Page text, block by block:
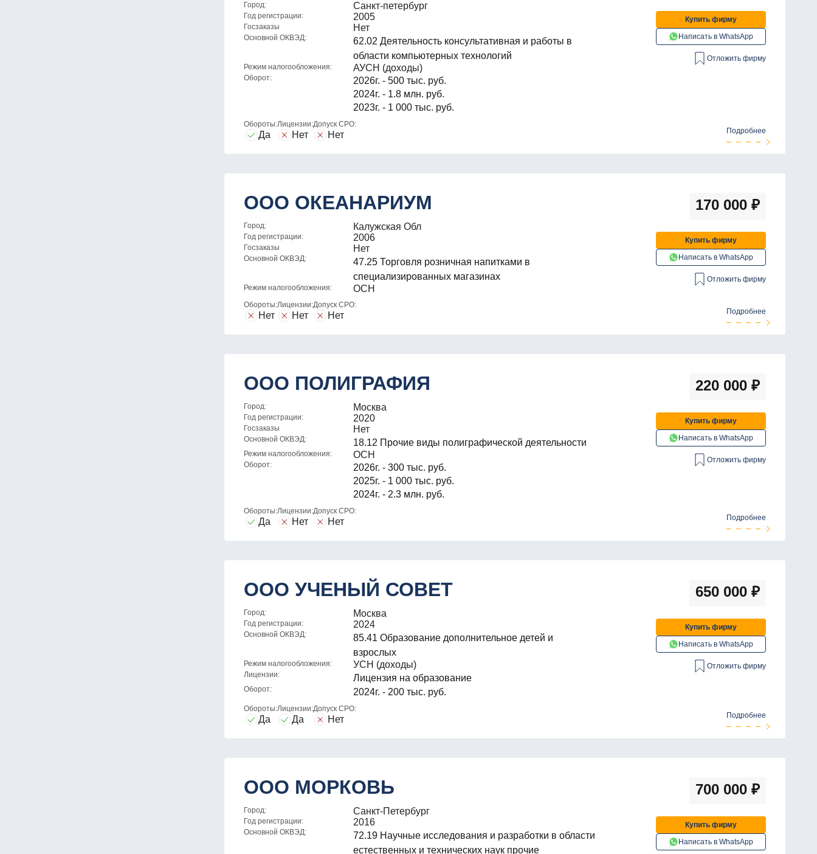
Город: Санкт-петербург
Год регистрации: 2005
Госзаказы Нет
Основной ОКВЭД:
62.02 Деятельность консультативная и работы в
области компьютерных технологий
Режим налогообложения: АУСН (доходы)
Оборот:
2026г. - 500 тыс. руб.
2024г. - 1.8 млн. руб.
2023г. - 1 000 тыс. руб.
Обороты:
Да
Лицензии:
Нет
Допуск СРО:
Нет
Купить фирму
Написать в WhatsApp
Отложить фирму
Подробнее
ООО ОКЕАНАРИУМ 170 000 ₽
Город: Калужская Обл
Год регистрации: 2006
Госзаказы Нет
Основной ОКВЭД:
47.25 Торговля розничная напитками в
специализированных магазинах
Режим налогообложения: ОСН
Обороты:
Нет
Лицензии:
Нет
Допуск СРО:
Нет
Купить фирму
Написать в WhatsApp
Отложить фирму
Подробнее
ООО ПОЛИГРАФИЯ 220 000 ₽
Город: Москва
Год регистрации: 2020
Госзаказы Нет
Основной ОКВЭД: 18.12 Прочие виды полиграфической деятельности
Режим налогообложения: ОСН
Оборот:
2026г. - 300 тыс. руб.
2025г. - 1 000 тыс. руб.
2024г. - 2.3 млн. руб.
Обороты:
Да
Лицензии:
Нет
Допуск СРО:
Нет
Купить фирму
Написать в WhatsApp
Отложить фирму
Подробнее
ООО УЧЕНЫЙ СОВЕТ 650 000 ₽
Город: Москва
Год регистрации: 2024
Основной ОКВЭД:
85.41 Образование дополнительное детей и
взрослых
Режим налогообложения: УСН (доходы)
Лицензии: Лицензия на образование
Оборот: 2024г. - 200 тыс. руб.
Обороты:
Да
Лицензии:
Да
Допуск СРО:
Нет
Купить фирму
Написать в WhatsApp
Отложить фирму
Подробнее
ООО МОРКОВЬ 700 000 ₽
Город: Санкт-Петербург
Год регистрации: 2016
Основной ОКВЭД:
72.19 Научные исследования и разработки в области
естественных и технических наук прочие
Купить фирму
Написать в WhatsApp